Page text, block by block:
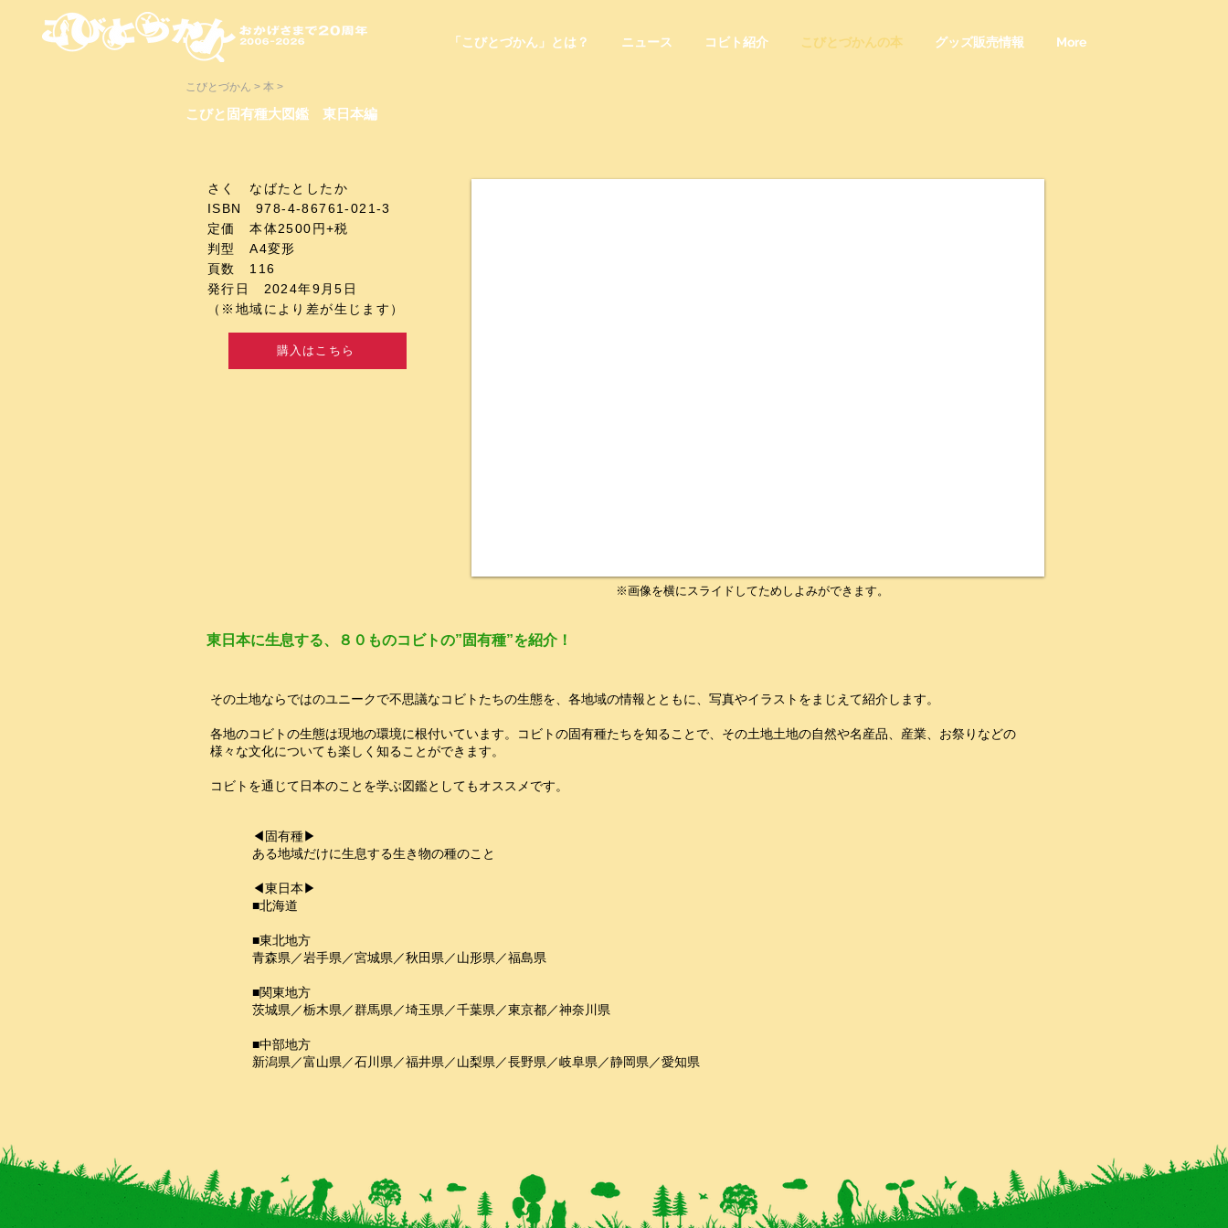
「こびとづかん」とは？ ニュース コビト紹介 こびとづかんの本 グッズ販売情報 More
こびとづかん > 本 >
こびと固有種大図鑑 東日本編
さく なばたとしたか
ISBN 978-4-86761-021-3
定価 本体2500円+税
判型 A4変形
頁数 116
発行日 2024年9月5日
​（※地域により差が生じます）
購入はこちら
※画像を横にスライドしてためしよみができます。
東日本に生息する、８０ものコビトの”固有種”を紹介！
その土地ならではのユニークで不思議なコビトたちの生態を、各地域の情報とともに、写真やイラストをまじえて紹介します。
各地のコビトの生態は現地の環境に根付いています。コビトの固有種たちを知ることで、その土地土地の自然や名産品、産業、お祭りなどの
様々な文化についても楽しく知ることができます。
コビトを通じて日本のことを学ぶ図鑑としてもオススメです。
◀固有種▶
ある地域だけに生息する生き物の種のこと
◀東日本▶
■北海道
■東北地方
青森県／岩手県／宮城県／秋田県／山形県／福島県
■関東地方
茨城県／栃木県／群馬県／埼玉県／千葉県／東京都／神奈川県
■中部地方
新潟県／富山県／石川県／福井県／山梨県／長野県／岐阜県／静岡県／愛知県